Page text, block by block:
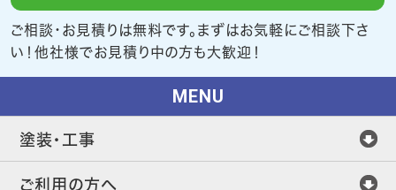
ご相談・お見積りは無料です。まずはお気軽にご相談下さ
い！他社様でお見積り中の方も大歓迎！
MENU
塗装・工事
ご利用の方へ